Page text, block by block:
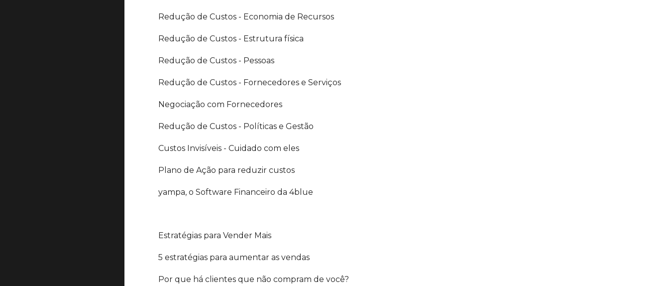
Redução de Custos - Economia de Recursos
Redução de Custos - Estrutura física
Redução de Custos - Pessoas
Redução de Custos - Fornecedores e Serviços
Negociação com Fornecedores
Redução de Custos - Políticas e Gestão
Custos Invisíveis - Cuidado com eles
Plano de Ação para reduzir custos
yampa, o Software Financeiro da 4blue
Estratégias para Vender Mais
5 estratégias para aumentar as vendas
Por que há clientes que não compram de você?